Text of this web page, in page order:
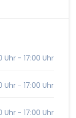
Uhr - 17:00 Uhr
Uhr - 17:00 Uhr
Uhr - 17:00 Uhr